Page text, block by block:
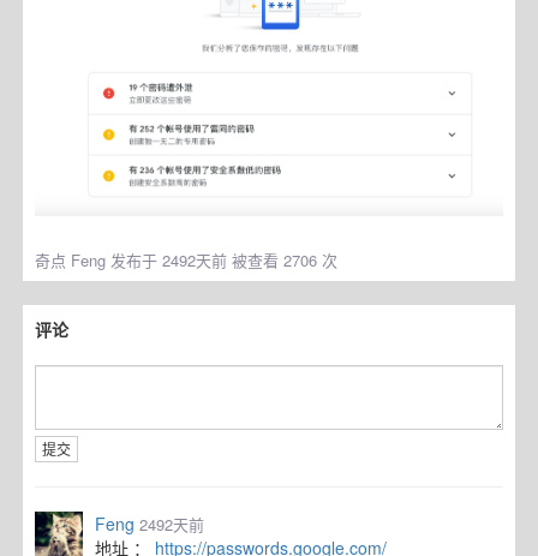
奇点 Feng 发布于 2492天前 被查看 2706 次
评论
提交
Feng 2492天前
地址 ： https://passwords.google.com/